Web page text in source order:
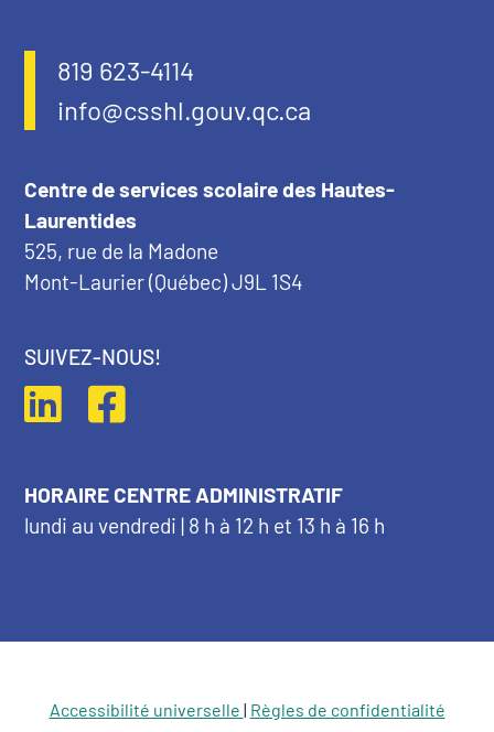
819 623-4114
info@csshl.gouv.qc.ca
Centre de services scolaire des Hautes-
Laurentides
525, rue de la Madone
Mont-Laurier (Québec) J9L 1S4
SUIVEZ-NOUS!
HORAIRE CENTRE ADMINISTRATIF
lundi au vendredi | 8 h à 12 h et 13 h à 16 h
Accessibilité universelle | Règles de confidentialité